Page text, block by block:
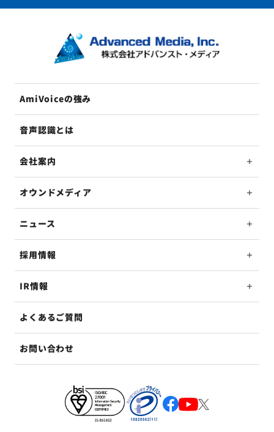
AmiVoiceの強み
音声認識とは
会社案内
オウンドメディア
ニュース
採用情報
IR情報
よくあるご質問
お問い合わせ